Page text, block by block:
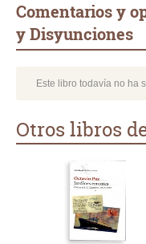
Comentarios y
y Disyunciones
Este libro todavía no ha
Otros libros